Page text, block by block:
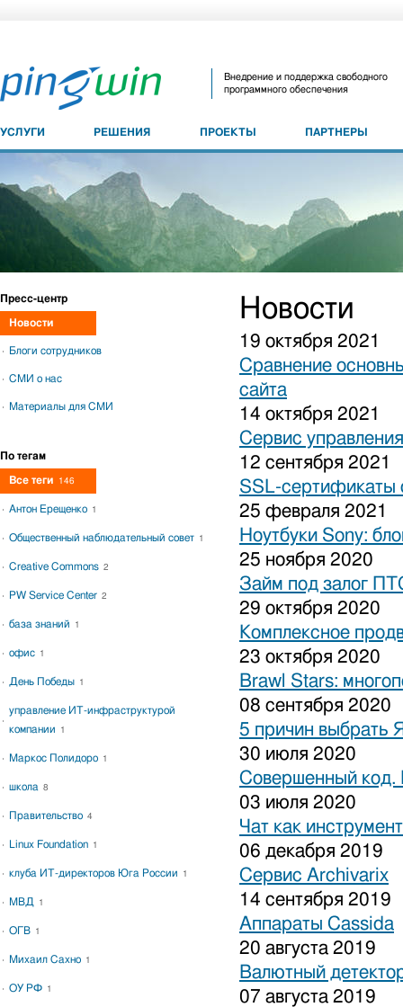
Внедрение и поддержка свободного
программного обеспечения
УСЛУГИ РЕШЕНИЯ ПРОЕКТЫ ПАРТНЕРЫ
Новости
19 октября 2021
Сравнение
сайта
14 октября 2021
Сервис
12 сентября 2021
SSL-сертификаты
25 февраля 2021
Ноутбуки Sony:
25 ноября 2020
Займ под залог
29 октября 2020
Комплексное
23 октября 2020
Brawl Stars:
08 сентября 2020
5 причин выбрать
30 июля 2020
Совершенный код.
03 июля 2020
Чат как
06 декабря 2019
Сервис Archivarix
14 сентября 2019
Аппараты Cassida
20 августа 2019
Валютный
07 августа 2019
Пресс-центр
Новости
Блоги сотрудников
СМИ о нас
Материалы для СМИ
По тегам
Все теги 146
Антон Ерещенко 1
Общественный наблюдательный совет 1
Creative Commons 2
PW Service Center 2
база знаний 1
офис 1
День Победы 1
управление ИТ-инфраструктурой
компании
1
Маркос Полидоро 1
школа 8
Правительство 4
Linux Foundation 1
клуба ИТ-директоров Юга России 1
МВД 1
ОГВ 1
Михаил Сахно 1
ОУ РФ 1